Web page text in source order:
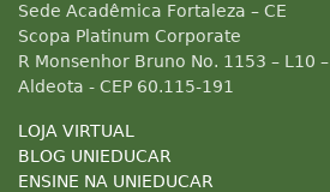
Sede Acadêmica Fortaleza – CE
Scopa Platinum Corporate
R Monsenhor Bruno No. 1153 – L10 –
Aldeota - CEP 60.115-191
LOJA VIRTUAL
BLOG UNIEDUCAR
ENSINE NA UNIEDUCAR